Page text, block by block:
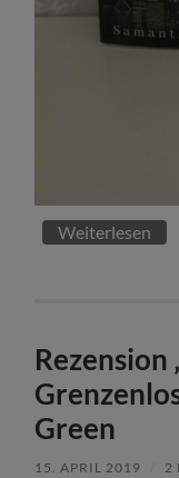
Weiterlesen
Rezension
Green
15. APRIL 2019 2